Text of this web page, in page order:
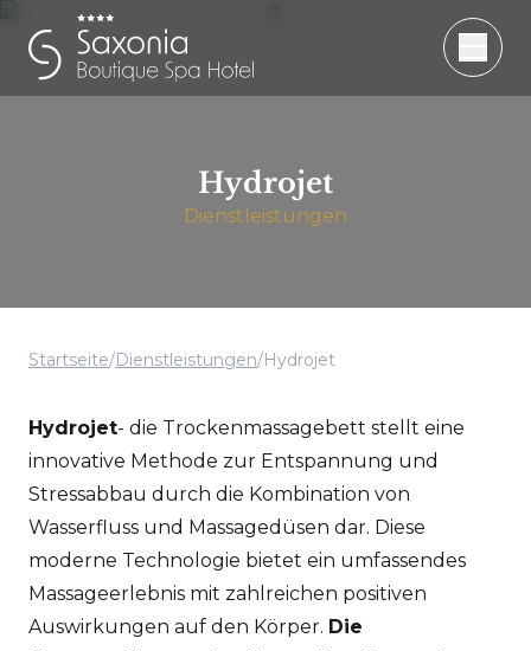
Hydrojet
Dienstleistungen
Startseite/Dienstleistungen/Hydrojet
Hydrojet- die Trockenmassagebett stellt eine
innovative Methode zur Entspannung und
Stressabbau durch die Kombination von
Wasserfluss und Massagedüsen dar. Diese
moderne Technologie bietet ein umfassendes
Massageerlebnis mit zahlreichen positiven
Auswirkungen auf den Körper. Die